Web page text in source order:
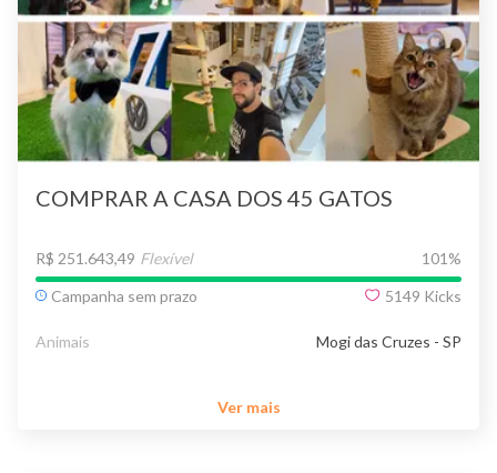
COMPRAR A CASA DOS 45 GATOS
R$ 251.643,49 Flexível 101 %
Campanha sem prazo
5149 Kicks
Animais Mogi das Cruzes - SP
Ver mais